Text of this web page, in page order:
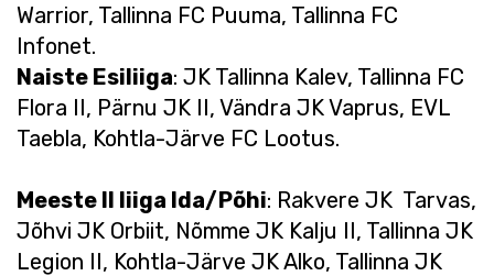
Warrior, Tallinna FC Puuma, Tallinna FC
Infonet.
Naiste Esiliiga: JK Tallinna Kalev, Tallinna FC
Flora II, Pärnu JK II, Vändra JK Vaprus, EVL
Taebla, Kohtla-Järve FC Lootus.
Meeste II liiga Ida/Põhi: Rakvere JK Tarvas,
Jõhvi JK Orbiit, Nõmme JK Kalju II, Tallinna JK
Legion II, Kohtla-Järve JK Alko, Tallinna JK